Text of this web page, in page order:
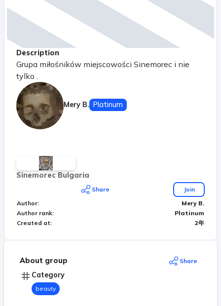
Description
Grupa miłośników miejscowości Sinemorec i nie
tylko .
Mery B. Platinum
Sinemorec Bulgaria
Share
Join
Author:
Mery B.
Author rank:
Platinum
Created at: 2年
About group Share
Category
beauty